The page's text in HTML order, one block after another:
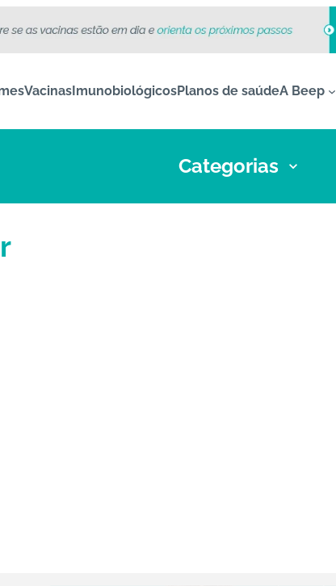
VacinasImunobiológicosPlanos de saúdeA Beep
Categorias